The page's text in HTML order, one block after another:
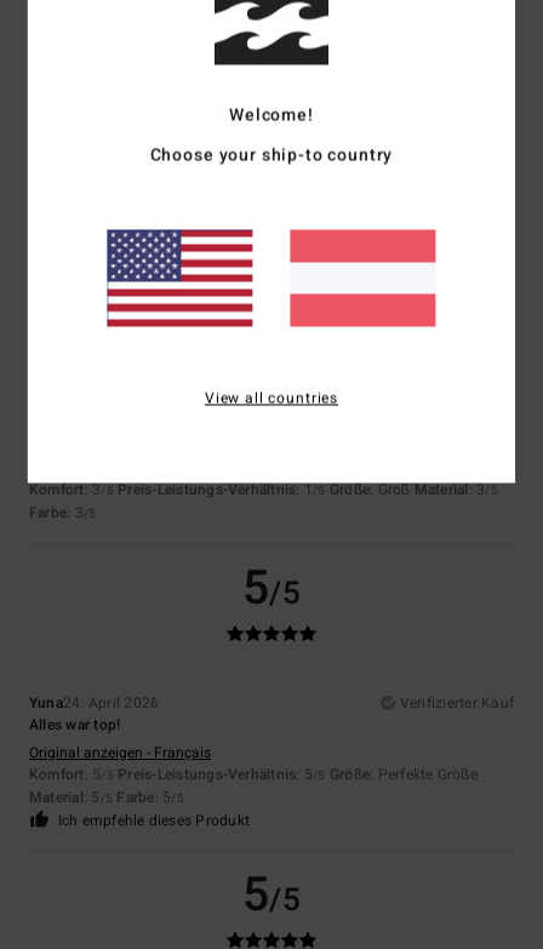
Farbe
3 /5
10. Juli 2026
Verifizierter Kauf
überhaupt nicht wert ist, möchte ich nicht noch einmal mit diesem
Komfort: 3/5 Preis-Leistungs-Verhältnis: 1/5 Größe: GroßMaterial: 3/5
Farbe: 3/5
5/5
Yuna24. April 2026
Verifizierter Kauf
Alles war top!
Original anzeigen - Français
Komfort: 5/5 Preis-Leistungs-Verhältnis: 5/5 Größe: Perfekte Größe
Material: 5 /5 Farbe: 5/5
Ich empfehle dieses Produkt
5/5
Welcome!
Choose your ship-to country
View all countries